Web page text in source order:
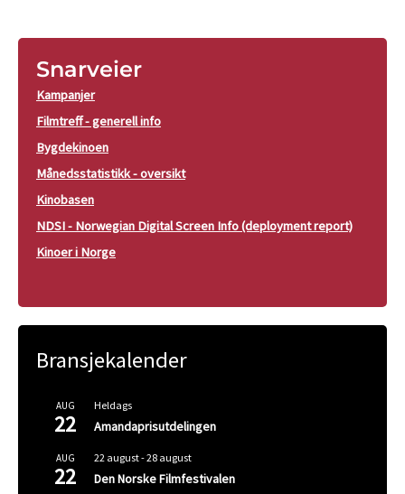
Snarveier
Kampanjer
Filmtreff - generell info
Bygdekinoen
Månedsstatistikk - oversikt
Kinobasen
NDSI - Norwegian Digital Screen Info (deployment report)
Kinoer i Norge
Bransjekalender
AUG
22
Heldags
Amandaprisutdelingen
AUG
22
22 august-28 august
Den Norske Filmfestivalen